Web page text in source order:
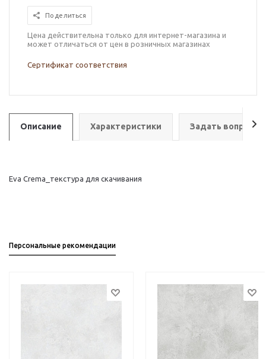
Поделиться
Цена действительна только для интернет-магазина и
может отличаться от цен в розничных магазинах
Сертификат соответствия
Описание Характеристики Задать вопрос
Eva Crema_текстура для скачивания
Персональные рекомендации